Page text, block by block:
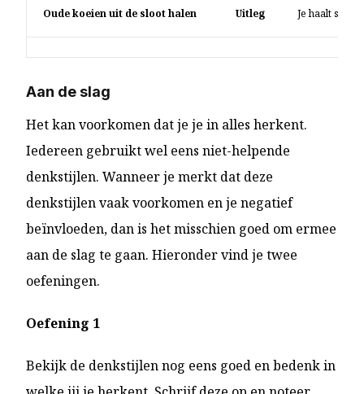
Oude koeien uit de sloot halen Uitleg Je haalt
Aan de slag
Het kan voorkomen dat je je in alles herkent.
Iedereen gebruikt wel eens niet-helpende
denkstijlen. Wanneer je merkt dat deze
denkstijlen vaak voorkomen en je negatief
beïnvloeden, dan is het misschien goed om ermee
aan de slag te gaan. Hieronder vind je twee
oefeningen.
Oefening 1
Bekijk de denkstijlen nog eens goed en bedenk in